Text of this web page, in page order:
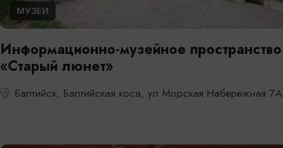
МУЗЕИ
Информационно-музейное пространство
«Старый люнет»
Балтийск, Балтийская коса, ул Морская Набережная 7А